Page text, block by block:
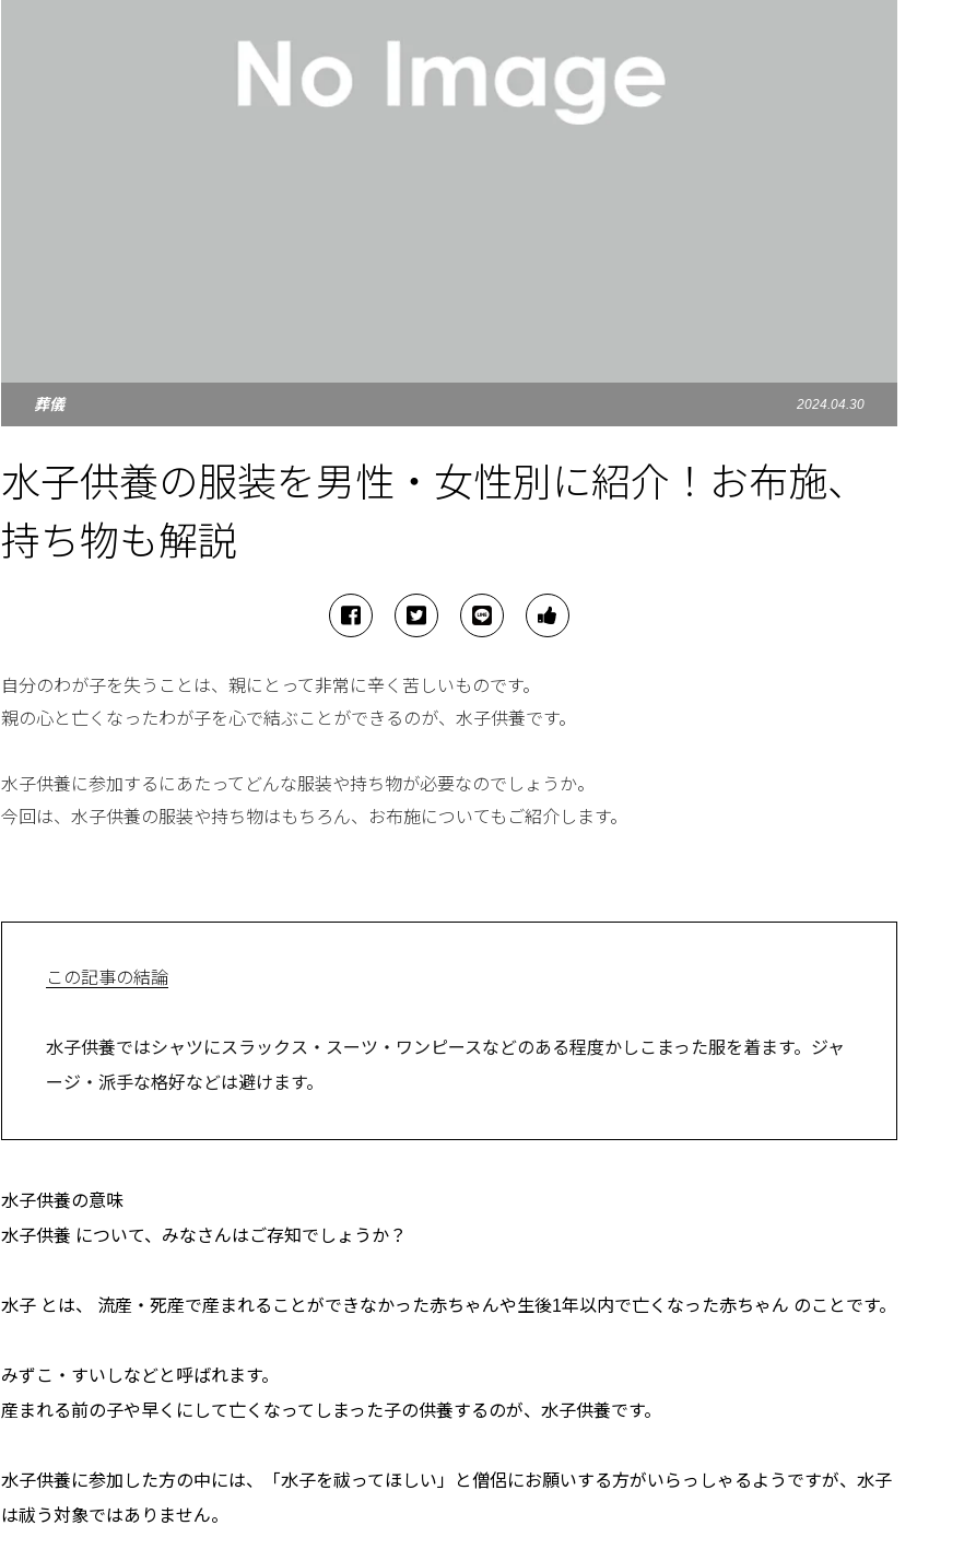
葬儀 2024.04.30
水子供養の服装を男性・女性別に紹介！お布施、
持ち物も解説
自分のわが子を失うことは、親にとって非常に辛く苦しいものです。
親の心と亡くなったわが子を心で結ぶことができるのが、水子供養です。
水子供養に参加するにあたってどんな服装や持ち物が必要なのでしょうか。
今回は、水子供養の服装や持ち物はもちろん、お布施についてもご紹介します。
この記事の結論
水子供養ではシャツにスラックス・スーツ・ワンピースなどのある程度かしこまった服を着ます。ジャ
ージ・派手な格好などは避けます。
水子供養の意味
水子供養 について、みなさんはご存知でしょうか？
水子 とは、 流産・死産で産まれることができなかった赤ちゃんや生後1年以内で亡くなった赤ちゃん のことです。
みずこ・すいしなどと呼ばれます。
産まれる前の子や早くにして亡くなってしまった子の供養するのが、水子供養です。
水子供養に参加した方の中には、「水子を祓ってほしい」と僧侶にお願いする方がいらっしゃるようですが、水子
は祓う対象ではありません。